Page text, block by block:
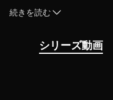
プウォーターフィッシン
しかし並木にとっては
本作では、並木のトッ
並木は自身の理論通り
続きを読む
シリーズ動画